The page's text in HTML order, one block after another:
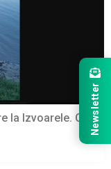
la Izvoarele. O
Newsletter